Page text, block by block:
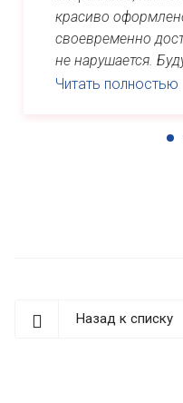
красиво
своевременно
не нарушается.
рекомендовать
Читать полностью
Назад к списку